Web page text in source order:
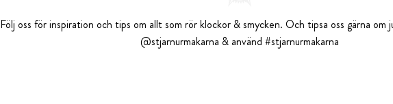
Följ oss för inspiration och tips om allt som rör klockor & smycken. Och tipsa oss gärna om
@stjarnurmakarna & använd #stjarnurmakarna